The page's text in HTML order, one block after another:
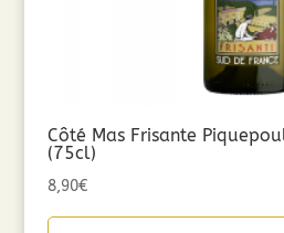
Côté Mas Frisante
(75cl)
8,90€